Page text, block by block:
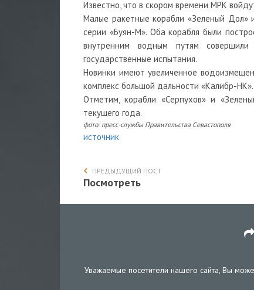
Известно, что в скором времени МРК
Малые ракетные корабли «Зеленый Дол»
серии «Буян-М». Оба корабля были
внутренним водным путям
государственные испытания.
Новинки имеют увеличенное
комплекс большой дальности «Калибр-НК».
Отметим, корабли «Серпухов» и
текущего года.
фото: пресс-службы Правительства Севастополя
источник
ПРЕДЫДУЩИЙ ПОСТ
Посмотреть
Уважаемые посетители нашего сайта, Вы